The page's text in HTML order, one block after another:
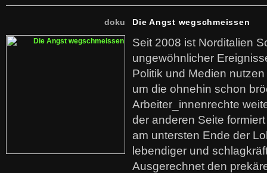
doku Die Angst wegschmeissen
Seit 2008 ist Norditalien
ungewöhnlicher
Politik und Medien
um die ohnehin schon
Arbeiter_innenrechte
der anderen Seite
am untersten Ende der
lebendiger und
Ausgerechnet den